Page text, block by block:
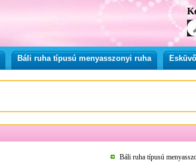
Báli ruha típusú menyasszonyi ruha
Báli ruha típusú